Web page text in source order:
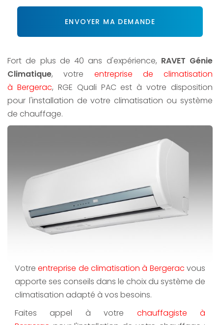
Acceptation
*
ENVOYER MA DEMANDE
Fort de plus de 40 ans d'expérience, RAVET Génie
Climatique, votre entreprise de climatisation
à Bergerac, RGE Quali PAC est à votre disposition
pour l'installation de votre climatisation ou système
de chauffage.
Votreentreprise de climatisation à Bergerac vous
apporte ses conseils dans le choix du système de
climatisation adapté à vos besoins.
Faites appel à votre chauffagiste à